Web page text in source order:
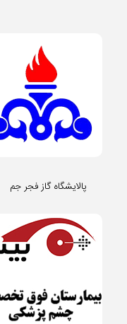
پالایشگاه گاز فجر جم